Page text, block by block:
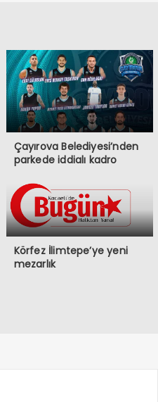
Çayırova Belediyesi’nden
parkede iddialı kadro
Körfez İlimtepe’ye yeni
mezarlık